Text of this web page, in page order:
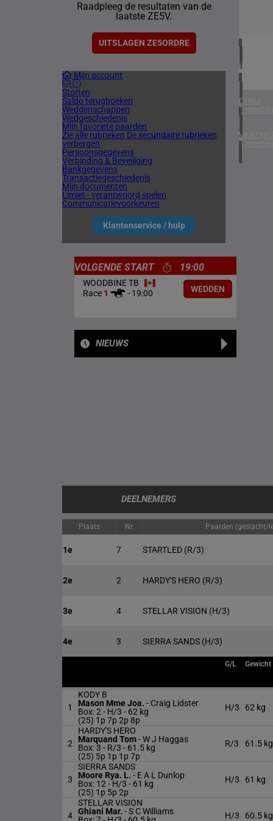
Raadpleeg de resultaten van de
laatste ZE5V.
UITSLAGEN ZE5ORDRE
Mijn account
Storten
Saldo terugboeken
Weddenschappen
Wedgeschiedenis
Mijn favoriete paarden
Zie alle rubrieken De secundaire rubrieken
verbergen
Persoonsgegevens
Verbinding & Beveiliging
Bankgegevens
Transactiegeschiedenis
Mijn documenten
Limiet - verantwoord spelen
Communicatievoorkeuren
Klantenservice / hulp
4
IERLAND
1
CHILI
1
4
VOLGENDE START 19:00
WOODBINE TB
Race1 - 19:00 WEDDEN
NIEUWS
DEELNEMERS
Plaats Nr. Paarden (geslacht/
1e 7 STARTLED (R/3)
2e 2 HARDY'S HERO (R/3)
3e 4 STELLAR VISION (H/3)
4e 3 SIERRA SANDS (H/3)
G/L Gewicht
1
KODY B
Mason Mme Joa. - Craig Lidster
Box: 2 - H/3 - 62 kg
(25) 1p 7p 2p 8p
H/3 62 kg
2
HARDY'S HERO
Marquand Tom-W J Haggas
Box: 3 - R/3 - 61.5 kg
(25) 5p 1p 1p 7p
R/3 61.5 kg
3
SIERRA SANDS
Moore Rya. L. - E A L Dunlop
Box: 12 - H/3 - 61 kg
(25) 1p 5p 2p
H/3 61 kg
4
STELLAR VISION
Ghiani Mar. -S C Williams
H/3 60.5 kg